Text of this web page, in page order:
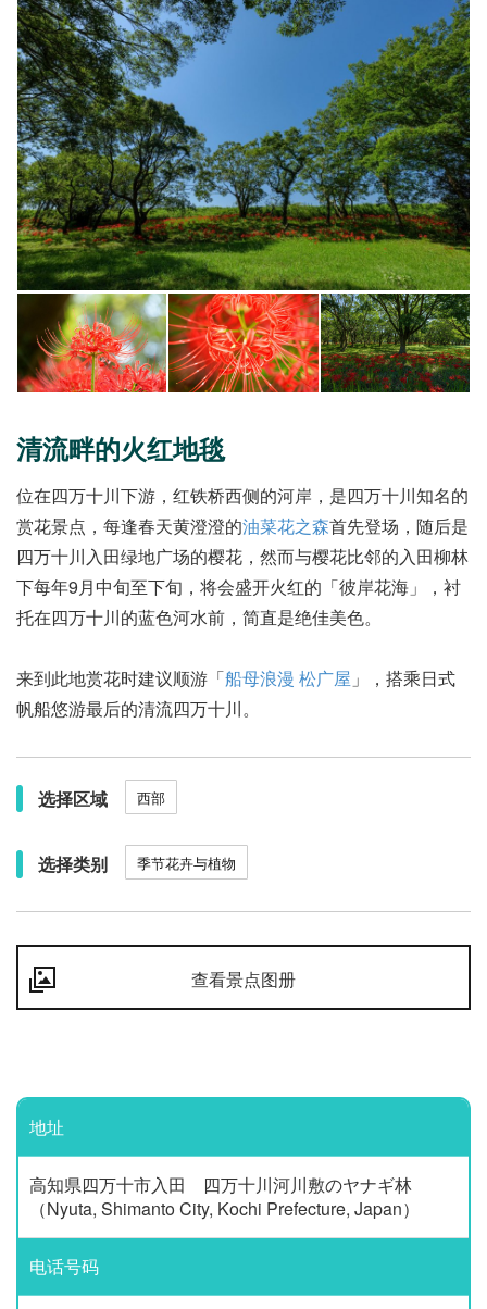
清流畔的火红地毯
位在四万十川下游，红铁桥西侧的河岸，是四万十川知名的
赏花景点，每逢春天黄澄澄的油菜花之森首先登场，随后是
四万十川入田绿地广场的樱花，然而与樱花比邻的入田柳林
下每年9月中旬至下旬，将会盛开火红的「彼岸花海」，衬
托在四万十川的蓝色河水前，简直是绝佳美色。
来到此地赏花时建议顺游「船母浪漫 松广屋 」，搭乘日式
帆船悠游最后的清流四万十川。
选择区域 西部
选择类别 季节花卉与植物
查看景点图册
地址
高知県四万十市入田 四万十川河川敷のヤナギ林
（Nyuta, Shimanto City, Kochi Prefecture, Japan）
电话号码